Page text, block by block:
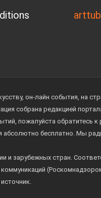
он-лайн события, на
собрана редакцией
пожалуйста обратитесь к
абсолютно бесплатно. Мы
и зарубежных стран.